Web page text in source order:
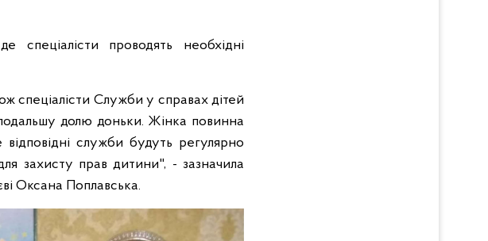
проводять необхідні
спеціалісти Служби у справах дітей
долю доньки. Жінка повинна
служби будуть регулярно
захисту прав дитини", - зазначила
Оксана Поплавська.